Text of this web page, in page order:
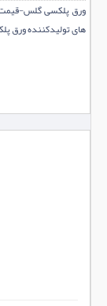
ورق پلکسی گلس-
های تولیدکننده ورق